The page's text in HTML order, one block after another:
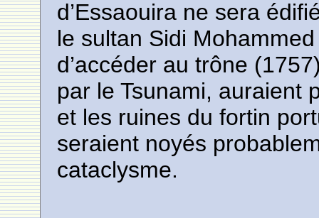
d’Essaouira ne sera
le sultan Sidi
d’accéder au trône
par le Tsunami, auraient
et les ruines du fortin
seraient noyés
cataclysme.